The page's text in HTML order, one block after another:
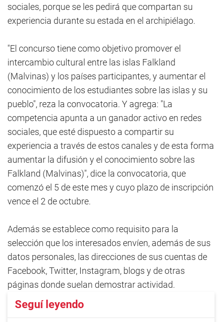
sociales, porque se les pedirá que compartan su
experiencia durante su estada en el archipiélago.
"El concurso tiene como objetivo promover el
intercambio cultural entre las islas Falkland
(Malvinas) y los países participantes, y aumentar el
conocimiento de los estudiantes sobre las islas y su
pueblo", reza la convocatoria. Y agrega: "La
competencia apunta a un ganador activo en redes
sociales, que esté dispuesto a compartir su
experiencia a través de estos canales y de esta forma
aumentar la difusión y el conocimiento sobre las
Falkland (Malvinas)", dice la convocatoria, que
comenzó el 5 de este mes y cuyo plazo de inscripción
vence el 2 de octubre.
Además se establece como requisito para la
selección que los interesados envíen, además de sus
datos personales, las direcciones de sus cuentas de
Facebook, Twitter, Instagram, blogs y de otras
páginas donde suelan demostrar actividad.
Seguí leyendo